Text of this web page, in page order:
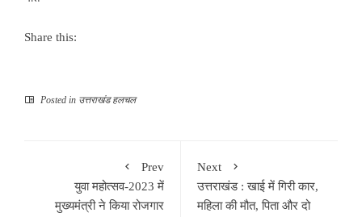
Share this:
Posted in उत्तराखंड हलचल
Prev
युवा महोत्सव-2023 में
मुख्यमंत्री ने किया रोजगार
Next
उत्तराखंड : खाई में गिरी कार,
महिला की मौत, पिता और दो